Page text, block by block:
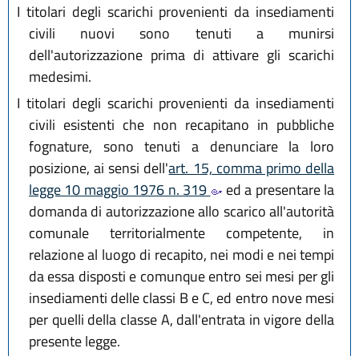
I titolari degli scarichi provenienti da insediamenti
civili nuovi sono tenuti a munirsi
dell'autorizzazione prima di attivare gli scarichi
medesimi.
I titolari degli scarichi provenienti da insediamenti
civili esistenti che non recapitano in pubbliche
fognature, sono tenuti a denunciare la loro
posizione, ai sensi dell'art. 15, comma primo della
legge 10 maggio 1976 n. 319
ed a presentare la
domanda di autorizzazione allo scarico all'autorità
comunale territorialmente competente, in
relazione al luogo di recapito, nei modi e nei tempi
da essa disposti e comunque entro sei mesi per gli
insediamenti delle classi B e C, ed entro nove mesi
per quelli della classe A, dall'entrata in vigore della
presente legge.